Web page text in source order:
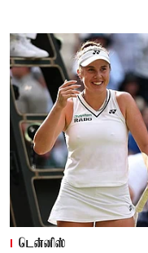
டென்னிஸ்